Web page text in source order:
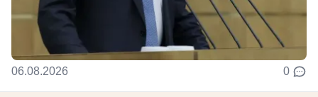
06.08.2026 0